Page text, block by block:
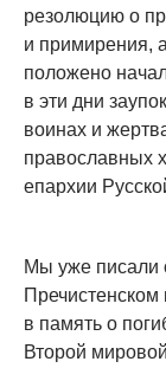
резолюцию о
и примирения,
положено
в эти дни
воинах и
православных
епархии
Мы уже писали
в память о
Второй